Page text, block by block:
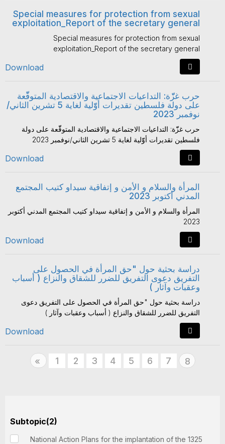
Special measures for protection from sexual
exploitation_Report of the secretary general
Special measures for protection from sexual
exploitation_Report of the secretary general
Download
حرب غزّّة: التداعيات الاجتماعية والاقتصادية المتوقّّعة
على دولة فلسطين تقديرات أوّّلية لغاية 5 تشرين الثاني/
نوفمبر 2023
حرب غزّّة: التداعيات الاجتماعية والاقتصادية المتوقّّعة على دولة
فلسطين تقديرات أوّّلية لغاية 5 تشرين الثاني/نوفمبر 2023
Download
المرأة والسلام و الأمن و إتفاقية سيداو كتيب المجتمع
المدني أكتوبر 2023
المرأة والسلام و الأمن و إتفاقية سيداو كتيب المجتمع المدني أكتوبر
2023
Download
دراسة بحثية حول "حق المرأة في الحصول على
التفريق دعوى التفريق للضرر للشقاق والنزاع ( أسباب
وعقبات وآثار )
دراسة بحثية حول "حق المرأة في الحصول على التفريق دعوى
التفريق للضرر للشقاق والنزاع ( أسباب وعقبات وآثار )
Download
« Previous
1 2 3 4 5 6 7 8
Subtopic(2)
National Action Plans for the implantation of the 1325